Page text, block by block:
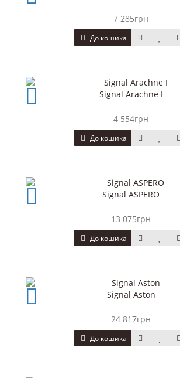
7 285грн
До кошика
Signal Arachne I
4 554грн
До кошика
Signal ASPERO
13 075грн
До кошика
Signal Aston
24 817грн
До кошика